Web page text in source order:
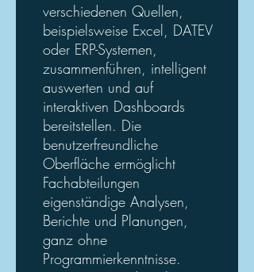
verschiedenen Quellen,
beispielsweise Excel, DATEV
oder ERP-Systemen,
zusammenführen, intelligent
auswerten und auf
interaktiven Dashboards
bereitstellen. Die
benutzerfreundliche
Oberfläche ermöglicht
Fachabteilungen
eigenständige Analysen,
Berichte und Planungen,
ganz ohne
Programmierkenntnisse.